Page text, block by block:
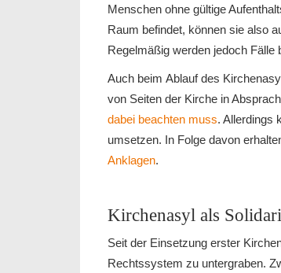
Menschen ohne gültige
Raum befindet, können sie also
Regelmäßig werden jedoch Fälle
Auch beim Ablauf des
von Seiten der Kirche in
dabei beachten muss. Allerdings
umsetzen. In Folge davon
Anklagen.
Kirchenasyl als
Seit der Einsetzung erster
Rechtssystem zu untergraben.